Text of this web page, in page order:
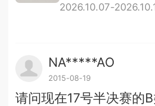
2026.10.07-
NA*****AO
2015-08-19
请问现在17号半决赛的